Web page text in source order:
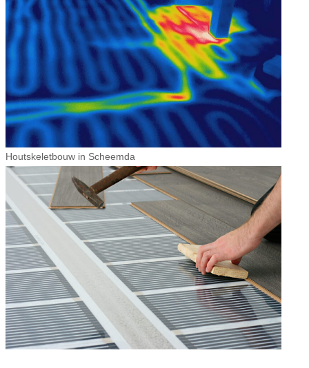
Houtskeletbouw in Scheemda